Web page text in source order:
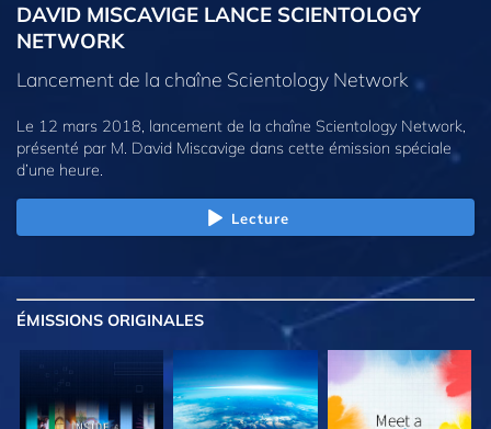
DAVID MISCAVIGE LANCE SCIENTOLOGY
NETWORK
Lancement de la chaîne Scientology Network
Le 12 mars 2018, lancement de la chaîne Scientology Network,
présenté par M. David Miscavige dans cette émission spéciale
d’une heure.
Lecture
ÉMISSIONS ORIGINALES